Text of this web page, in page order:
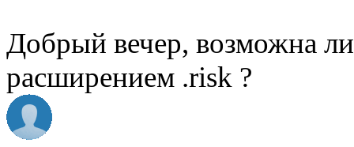
Добрый вечер, возможна
расширением .risk ?